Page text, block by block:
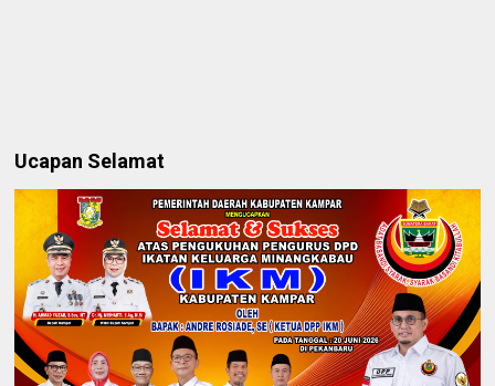
Ucapan Selamat